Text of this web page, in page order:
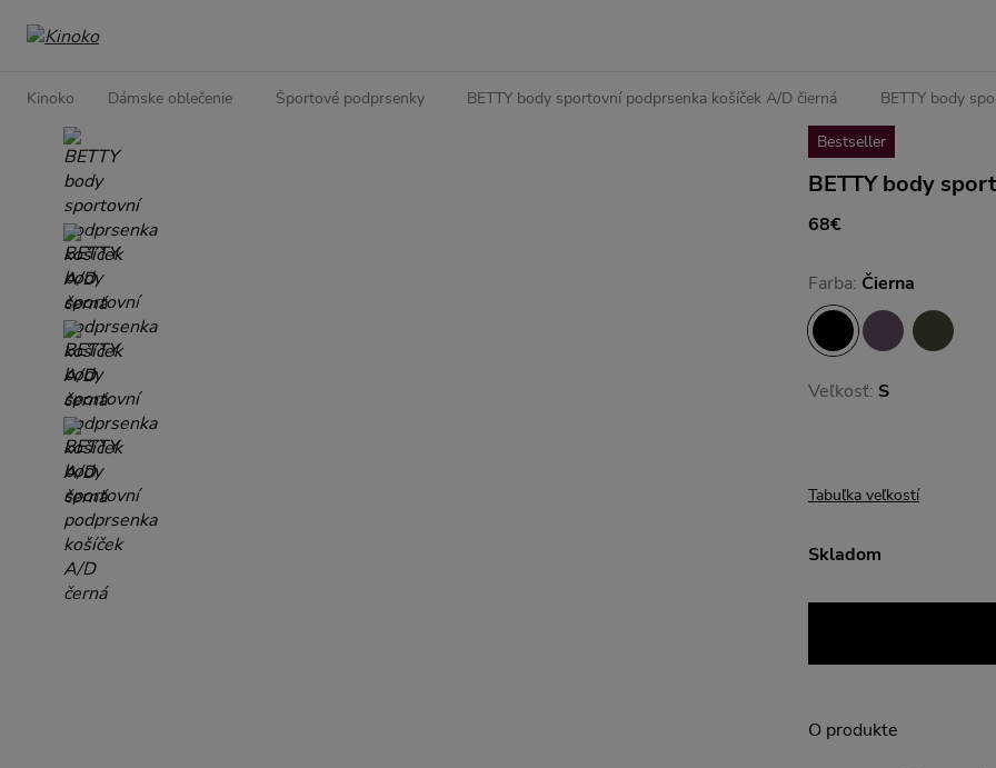
Kinoko Dámske oblečenie Športové podprsenky BETTY body sportovní podprsenka košíček A/D čierná BETTY body
Bestseller
BETTY body
68€
Farba: Čierna
Veľkosť: S
Tabuľka veľkostí
Skladom
O produkte